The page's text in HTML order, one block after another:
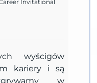
Invitational
wyścigów
kariery i są
w